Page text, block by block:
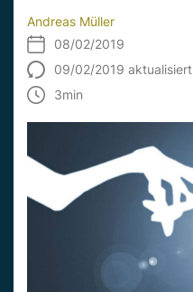
Andreas Müller
08/02/2019
09/02/2019 aktualisiert
3min